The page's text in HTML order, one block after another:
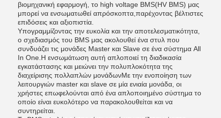
βιομηχανική εφαρμογή, το high voltage BMS(HV BMS) μας
μπορεί να ενσωματωθεί απρόσκοπτα,παρέχοντας βέλτιστες
επιδόσεις και αξιοπιστία.
Υπογραμμίζοντας την ευκολία και την αποτελεσματικότητα,
ο σχεδιασμός του BMS μας ακολουθεί ένα στυλ που
συνδυάζει τις μονάδες Master και Slave σε ένα σύστημα All
In One.Η ενσωμάτωση αυτή απλοποιεί τη διαδικασία
εγκατάστασης και μειώνει την πολυπλοκότητα της
διαχείρισης πολλαπλών μονάδωνΜε την ενοποίηση των
λειτουργιών master και slave σε μία ενιαία μονάδα, οι
χρήστες επωφελούνται από ένα απλοποιημένο σύστημα το
οποίο είναι ευκολότερο να παρακολουθείται και να
συντηρείται.